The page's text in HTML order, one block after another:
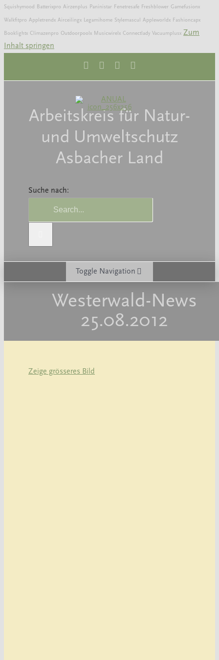
Squishymood Batterixpro Airzenplus Paninistar Fenetresafe Freshblower Gamefusionx
Walkfitpro Appletrendx Airceilingx Legamihome Stylemascul Appleworldx Fashioncapx
Booklightx Climazenpro Outdoorpoolx Musicwirelx Connectlady Vacuumplusx Zum
Inhalt springen
Arbeitskreis für Natur-
und Umweltschutz
Asbacher Land
Suche nach:
Toggle Navigation
Über den ANUALWesterwald-News
25.08.2012
Zeige grösseres Bild